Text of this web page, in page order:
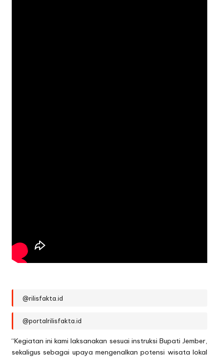
@rilisfakta.id
@portalrilisfakta.id
“Kegiatan ini kami laksanakan sesuai instruksi Bupati Jember,
sekaligus sebagai upaya mengenalkan potensi wisata lokal